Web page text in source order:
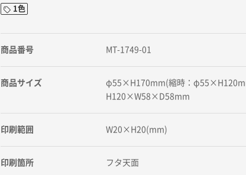
1色
商品番号 MT-1749-01
商品サイズ
φ55×H170mm(縮時：
H120×W58×D58mm
印刷範囲 W20×H20(mm)
印刷箇所 フタ天面